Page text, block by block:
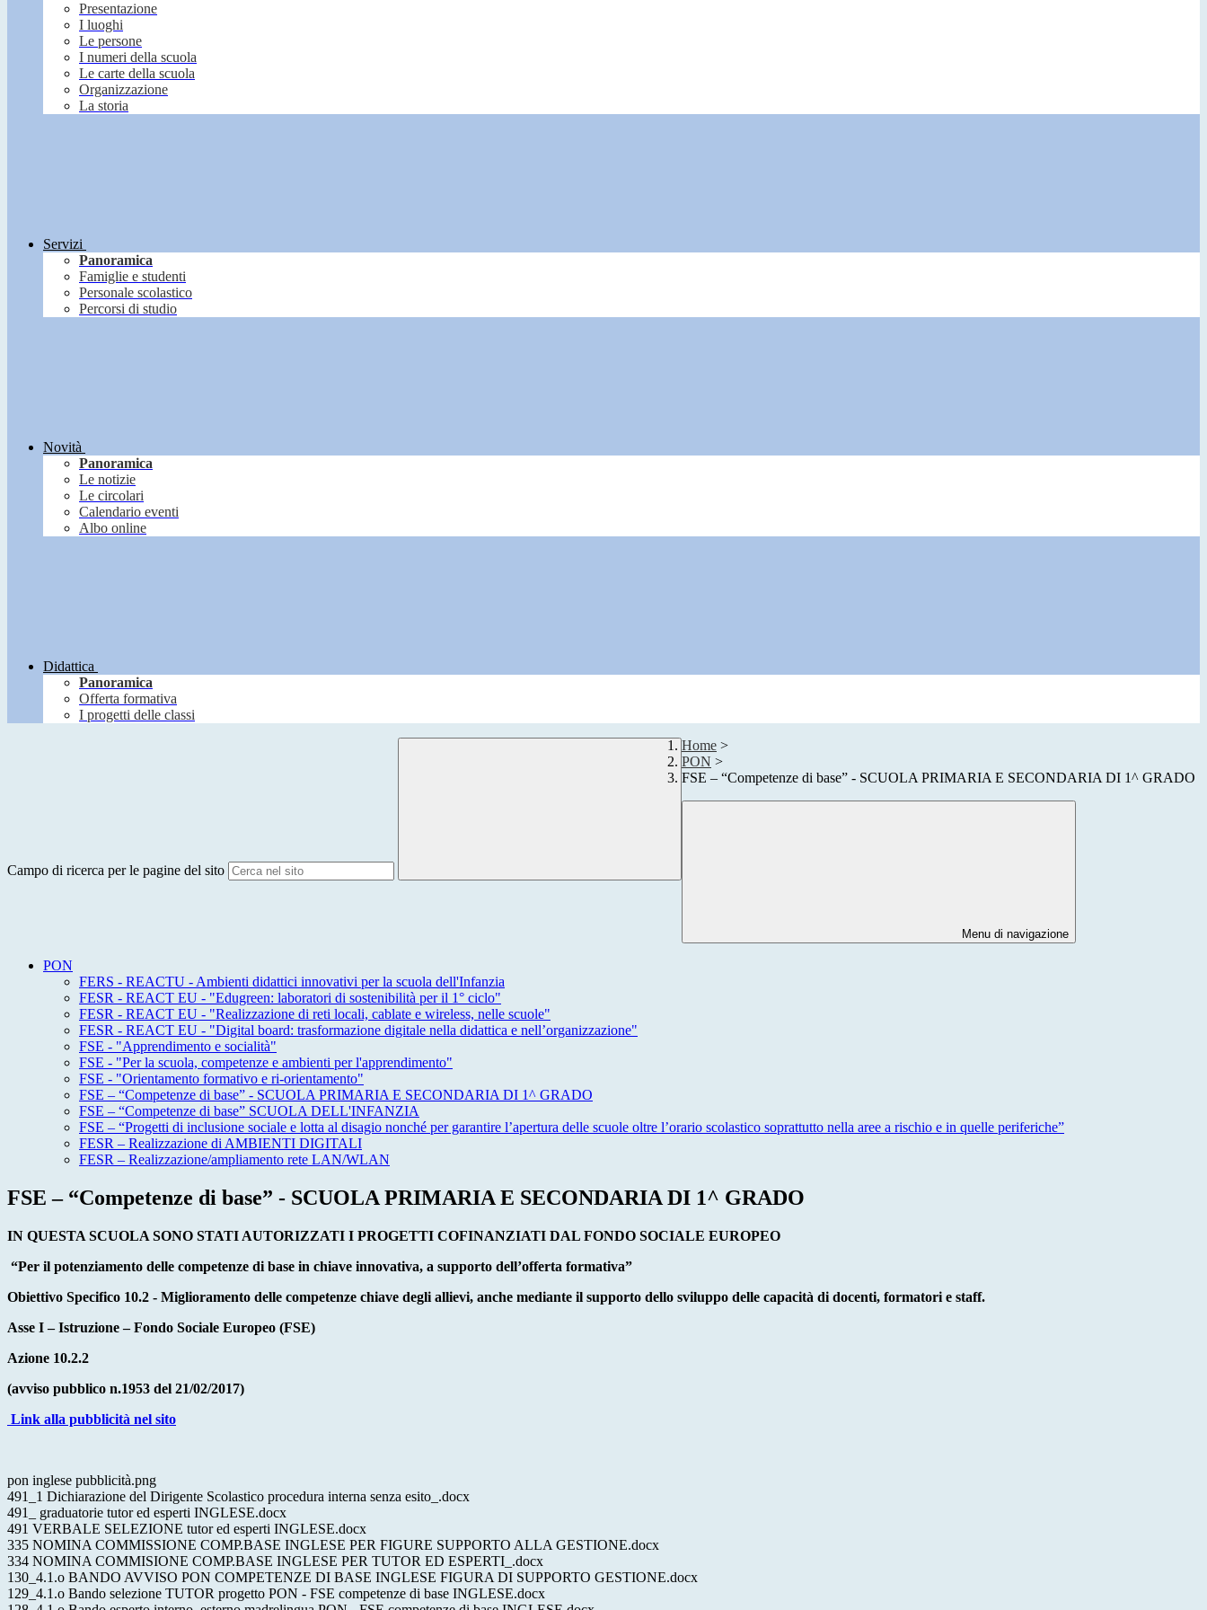
Presentazione
I luoghi
Le persone
I numeri della scuola
Le carte della scuola
Organizzazione
La storia
Servizi
Panoramica
Famiglie e studenti
Personale scolastico
Percorsi di studio
Novità
Panoramica
Le notizie
Le circolari
Calendario eventi
Albo online
Didattica
Panoramica
Offerta formativa
I progetti delle classi
Campo di ricerca per le pagine del sito
Home >
PON >
FSE – “Competenze di base” - SCUOLA PRIMARIA E SECONDARIA DI 1^ GRADO
Menu di navigazione
PON
FERS - REACTU - Ambienti didattici innovativi per la scuola dell'Infanzia
FESR - REACT EU - "Edugreen: laboratori di sostenibilità per il 1° ciclo"
FESR - REACT EU - "Realizzazione di reti locali, cablate e wireless, nelle scuole"
FESR - REACT EU - "Digital board: trasformazione digitale nella didattica e nell’organizzazione"
FSE - "Apprendimento e socialità"
FSE - "Per la scuola, competenze e ambienti per l'apprendimento"
FSE - "Orientamento formativo e ri-orientamento"
FSE – “Competenze di base” - SCUOLA PRIMARIA E SECONDARIA DI 1^ GRADO
FSE – “Competenze di base” SCUOLA DELL'INFANZIA
FSE – “Progetti di inclusione sociale e lotta al disagio nonché per garantire l’apertura delle scuole oltre l’orario scolastico soprattutto nella aree a rischio e in quelle periferiche”
FESR – Realizzazione di AMBIENTI DIGITALI
FESR – Realizzazione/ampliamento rete LAN/WLAN
FSE – “Competenze di base” - SCUOLA PRIMARIA E SECONDARIA DI 1^ GRADO
IN QUESTA SCUOLA SONO STATI AUTORIZZATI I PROGETTI COFINANZIATI DAL FONDO SOCIALE EUROPEO
“Per il potenziamento delle competenze di base in chiave innovativa, a supporto dell’offerta formativa”
Obiettivo Specifico 10.2 - Miglioramento delle competenze chiave degli allievi, anche mediante il supporto dello sviluppo delle capacità di docenti, formatori e staff.
Asse I – Istruzione – Fondo Sociale Europeo (FSE)
Azione 10.2.2
(avviso pubblico n.1953 del 21/02/2017)
Link alla pubblicità nel sito
pon inglese pubblicità.png
491_1 Dichiarazione del Dirigente Scolastico procedura interna senza esito_.docx
491_ graduatorie tutor ed esperti INGLESE.docx
491 VERBALE SELEZIONE tutor ed esperti INGLESE.docx
335 NOMINA COMMISSIONE COMP.BASE INGLESE PER FIGURE SUPPORTO ALLA GESTIONE.docx
334 NOMINA COMMISIONE COMP.BASE INGLESE PER TUTOR ED ESPERTI_.docx
130_4.1.o BANDO AVVISO PON COMPETENZE DI BASE INGLESE FIGURA DI SUPPORTO GESTIONE.docx
129_4.1.o Bando selezione TUTOR progetto PON - FSE competenze di base INGLESE.docx